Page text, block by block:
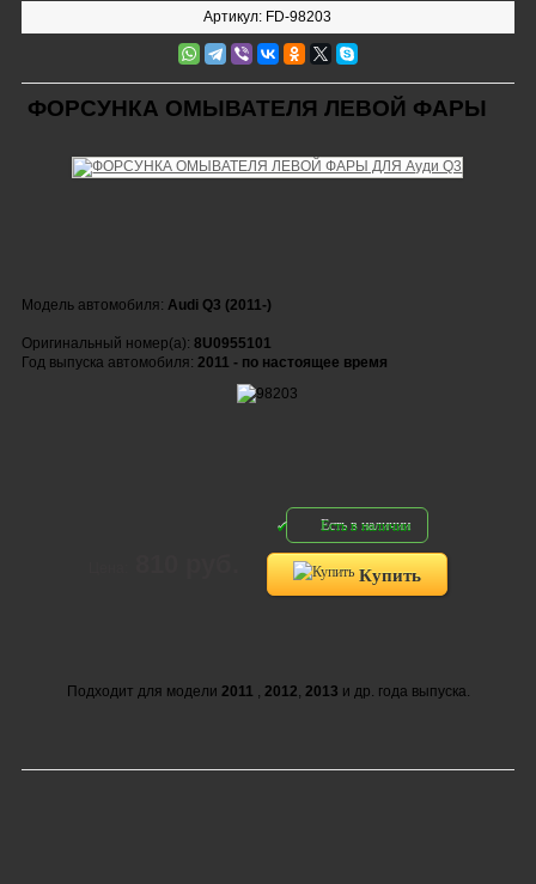
Артикул: FD-98203
ФОРСУНКА ОМЫВАТЕЛЯ ЛЕВОЙ ФАРЫ
Модель автомобиля: Audi Q3 (2011-)
Оригинальный номер(а): 8U0955101
Год выпуска автомобиля: 2011 - по настоящее время
Есть в наличии
Купить
Подходит для модели 2011 , 2012, 2013 и др. года выпуска.